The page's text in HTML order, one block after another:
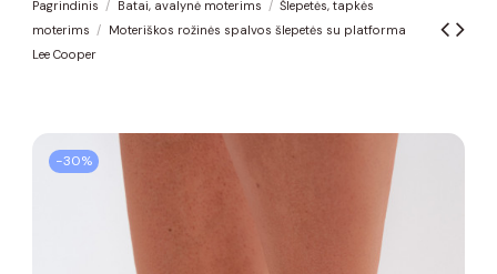
Pagrindinis Batai, avalynė moterims
Šlepetės, tapkės
moterims
Moteriškos rožinės spalvos šlepetės su platforma
Lee Cooper
−30%